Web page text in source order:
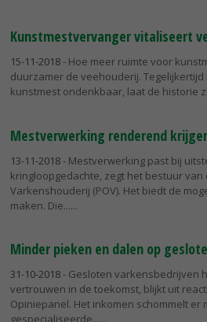
Kunstmestvervanger vitaliseert
15-11-2018- Hoe meer ruimte voor
duurzamer de veehouderij.
kunstmest ondenkbaar, laat de historie
Mestverwerking renderend
13-11-2018- Mestverwerking past bij
kringloopgedachte, zegt het bestuur
Varkenshouderij (POV). Het biedt de
maken. Die...
Minder pieken en dalen op
31-10-2018- Gesloten varkensbedrijven
vertrouwen in de toekomst, blijkt uit
Opiniepanel. Het inkomen schommelt er
gespecialiseerde...